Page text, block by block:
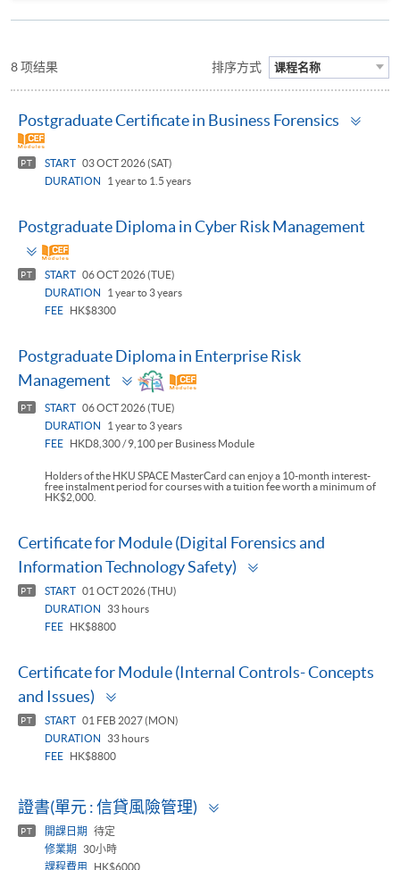
8 项结果 排序方式 课程名称
Postgraduate Certificate in Business Forensics
PT START 03 OCT 2026 (SAT)
DURATION
1 year to 1.5 years
Postgraduate Diploma in Cyber Risk Management
Toggle
panel
PT START 06 OCT 2026 (TUE)
DURATION
1 year to 3 years
FEE
HK$8300
Postgraduate Diploma in Enterprise Risk
Management
Toggle
panel
PT START 06 OCT 2026 (TUE)
DURATION
1 year to 3 years
FEE
HKD8,300 / 9,100 per Business Module
Holders of the HKU SPACE MasterCard can enjoy a 10-month interest-
free instalment period for courses with a tuition fee worth a minimum of
HK$2,000.
Certificate for Module (Digital Forensics and
Information Technology Safety)
PT START 01 OCT 2026 (THU)
DURATION
33 hours
FEE
HK$8800
Certificate for Module (Internal Controls- Concepts
and Issues)
PT START 01 FEB 2027 (MON)
DURATION
33 hours
FEE
HK$8800
證書(單元 : 信貸風險管理)
PT 開課日期
待定
修業期
30小時
課程費用
HK$6000